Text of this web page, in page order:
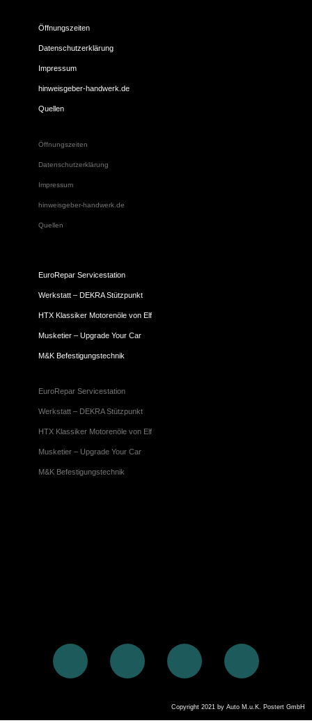
Öffnungszeiten
Datenschutzerklärung
Impressum
hinweisgeber-handwerk.de
Quellen
Öffnungszeiten
Datenschutzerklärung
Impressum
hinweisgeber-handwerk.de
Quellen
EuroRepar Servicestation
Werkstatt – DEKRA Stützpunkt
HTX Klassiker Motorenöle von Elf
Musketier – Upgrade Your Car
M&K Befestigungstechnik
EuroRepar Servicestation
Werkstatt – DEKRA Stützpunkt
HTX Klassiker Motorenöle von Elf
Musketier – Upgrade Your Car
M&K Befestigungstechnik
F
Y
o
L
i
Copyright 2021 by Auto M.u.K. Postert GmbH